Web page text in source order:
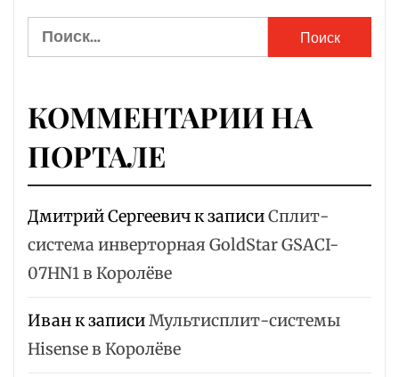
Найти:
КОММЕНТАРИИ НА
ПОРТАЛЕ
Дмитрий Сергеевичк записиСплит-
система инверторная GoldStar GSACI-
07HN1 в Королёве
Иванк записиМультисплит-системы
Hisense в Королёве